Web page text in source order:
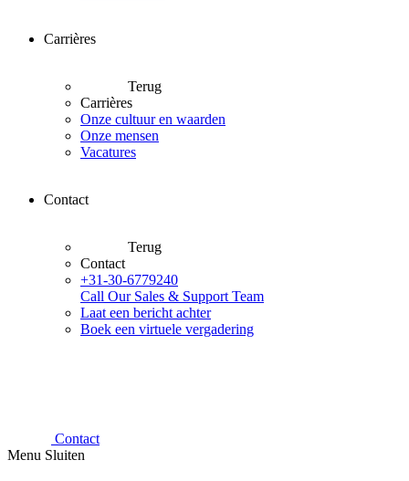
Carrières
Terug
Carrières
Onze cultuur en waarden
Onze mensen
Vacatures
Contact
Terug
Contact
+31-30-6779240
Call Our Sales & Support Team
Laat een bericht achter
Boek een virtuele vergadering
Contact
Menu Sluiten